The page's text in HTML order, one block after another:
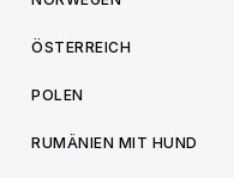
ÖSTERREICH
POLEN
RUMÄNIEN MIT HUND